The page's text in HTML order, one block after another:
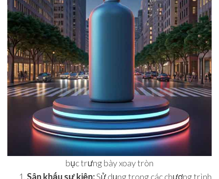
bục trưng bày xoay tròn
Sân khấu sự kiện:Sử dụng trong các chương trình